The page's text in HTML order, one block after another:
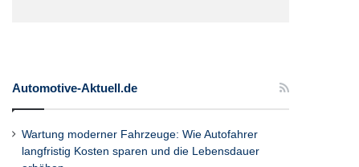
Automotive-Aktuell.de
Wartung moderner Fahrzeuge: Wie Autofahrer
langfristig Kosten sparen und die Lebensdauer